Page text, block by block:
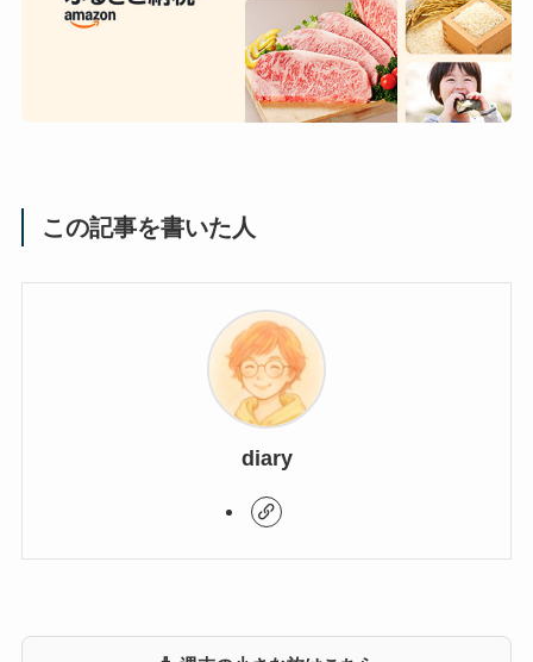
この記事を書いた人
diary